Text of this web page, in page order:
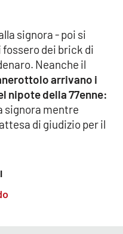
signora - poi si
dei brick di
Neanche il
arrivano i
nipote della 77enne:
signora mentre
di giudizio per il